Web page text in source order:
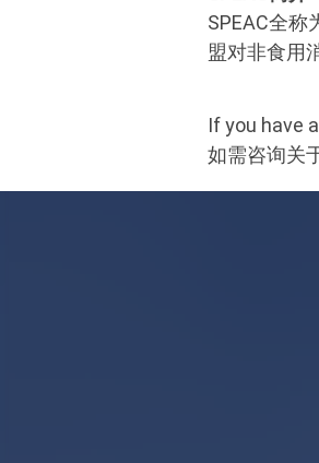
SPEAC全
盟对非食用
If you have
如需咨询关